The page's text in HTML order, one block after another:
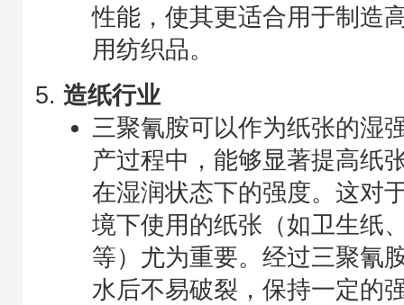
性能，使其更适合用于制造
用纺织品。
造纸行业
三聚氰胺可以作为纸张的湿
产过程中，能够显著提高纸
在湿润状态下的强度。这对
境下使用的纸张（如卫生纸
等）尤为重要。经过三聚氰
水后不易破裂，保持一定的